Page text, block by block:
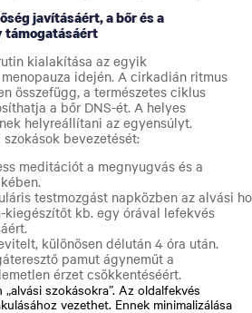
javításáért, a bőr és a
támogatásáért
kialakítása az egyik
idején. A cirkadián ritmus
összefügg, a természetes ciklus
a bőr DNS-ét. A helyes
helyreállítani az egyensúlyt.
bevezetését:
meditációt a megnyugvás és a
testmozgást napközben az alvási
kiegészítőt kb. egy órával lefekvés
különösen délután 4 óra után.
pamut ágyneműt a
érzet csökkentéséért.
szokásokra”. Az oldalfekvés
vezethet. Ennek minimalizálása